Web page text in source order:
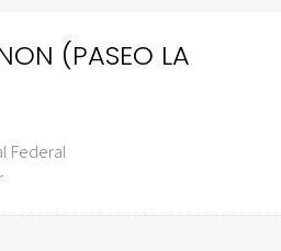
(PASEO LA
Federal